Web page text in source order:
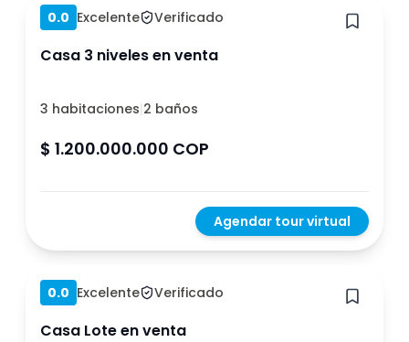
0.0 Excelente Verificado
Casa 3 niveles en venta
3 habitaciones|2 baños
$ 1.200.000.000 COP
Agendar tour virtual
Hace 1 año
0.0 Excelente Verificado
Casa Lote en venta